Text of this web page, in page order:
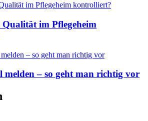
im Pflegeheim
melden – so geht man richtig vor